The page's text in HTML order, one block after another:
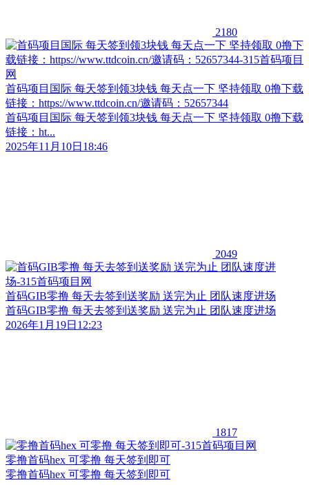
2180
首码项目国际 每天签到领3块钱 每天点一下 坚持领取 0撸下载
链接：https://www.ttdcoin.cn/邀请码：52657344
首码项目国际 每天签到领3块钱 每天点一下 坚持领取 0撸下载
链接：ht...
2025年11月10日18:46
2049
首码GIB零撸 每天去签到送奖励 送完为止 团队速度进场
首码GIB零撸 每天去签到送奖励 送完为止 团队速度进场
2026年1月19日12:23
1817
零撸首码hex 可零撸 每天签到即可
零撸首码hex 可零撸 每天签到即可